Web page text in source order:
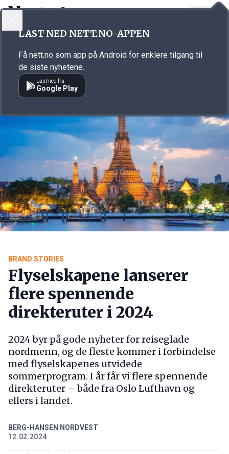
Annonsørinnhold
Annonsørinnhold
BRAND STORIES
Flyselskapene lanserer
flere spennende
direkteruter i 2024
2024 byr på gode nyheter for reiseglade
nordmenn, og de fleste kommer i forbindelse
med flyselskapenes utvidede
sommerprogram. I år får vi flere spennende
direkteruter – både fra Oslo Lufthavn og
ellers i landet.
BERG-HANSEN NORDVEST
12.02.2024
LAST NED NETT.NO-APPEN
Få nett.no som app på Android for enklere tilgang til
de siste nyhetene.
Last ned fra
Google Play